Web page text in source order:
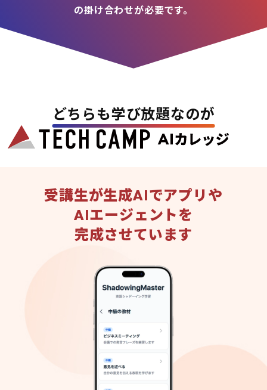
の掛け合わせが必要です。
どちらも学び放題なのが
受講生が生成AIでアプリや
AIエージェントを
完成させています